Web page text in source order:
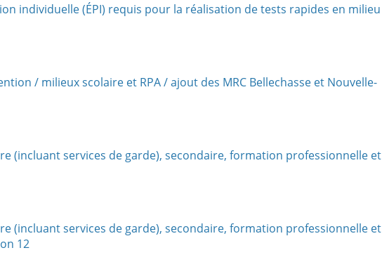
individuelle (ÉPI) requis pour la réalisation de tests rapides en milieu
/ milieux scolaire et RPA / ajout des MRC Bellechasse et Nouvelle-
(incluant services de garde), secondaire, formation professionnelle et
(incluant services de garde), secondaire, formation professionnelle et
12